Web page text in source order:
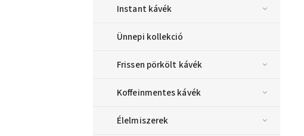
Instant kávék
Ünnepi kollekció
Frissen pörkölt kávék
Koffeinmentes kávék
Élelmiszerek